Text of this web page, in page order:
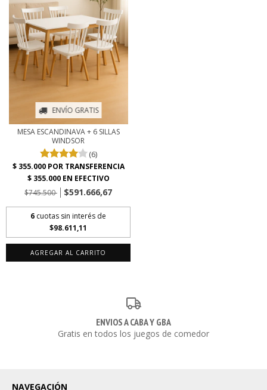
ENVÍO GRATIS
MESA ESCANDINAVA + 6 SILLAS
WINDSOR
(6)
$745.500 $591.666,67
6 cuotas sin interés de
$98.611,11
AGREGAR AL CARRITO
ENVIOS A CABA Y GBA
Gratis en todos los juegos de comedor
NAVEGACIÓN